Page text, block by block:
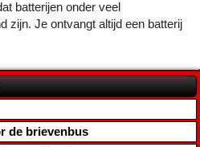
batterijen onder veel
zijn. Je ontvangt altijd een batterij
de brievenbus